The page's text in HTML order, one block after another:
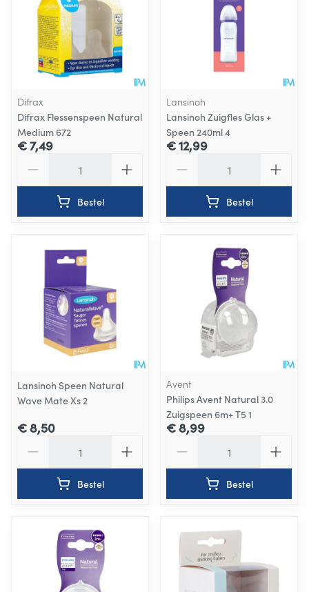
Difrax
Difrax Flessenspeen Natural
Medium 672
€ 7,49
Bestel
Lansinoh
Lansinoh Zuigfles Glas +
Speen 240ml 4
€ 12,99
Bestel
Lansinoh Speen Natural
Wave Mate Xs 2
€ 8,50
Bestel
Avent
Philips Avent Natural 3.0
Zuigspeen 6m+ T5 1
€ 8,99
Bestel